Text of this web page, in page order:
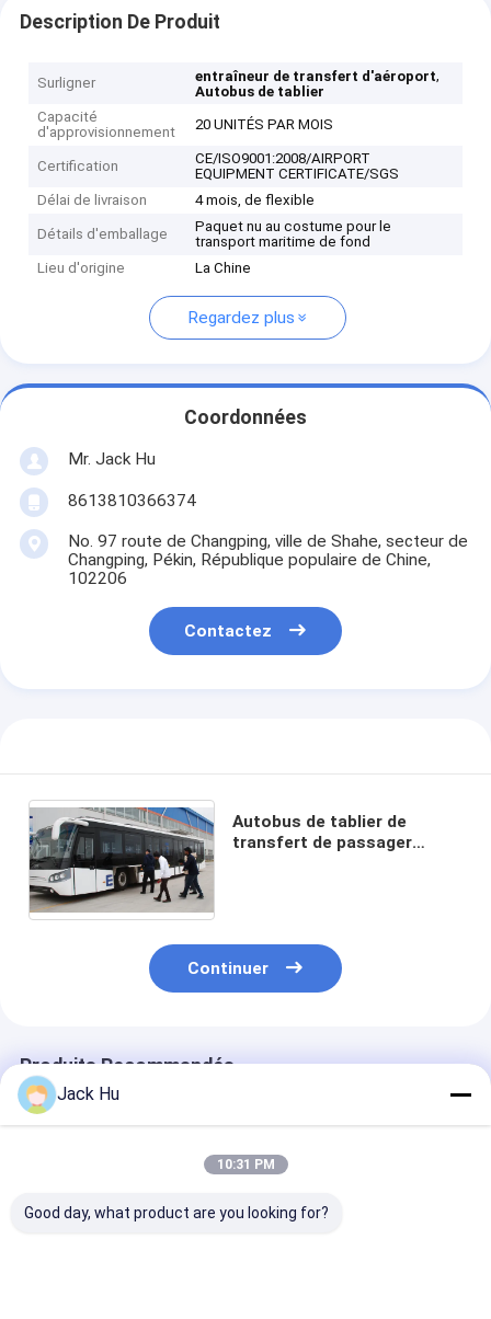
Description De Produit
Surligner entraîneur de transfert d'aéroport,
Autobus de tablier
Capacité
d'approvisionnement
20 UNITÉS PAR MOIS
Certification
CE/ISO9001:2008/AIRPORT
EQUIPMENT CERTIFICATE/SGS
Délai de livraison
4 mois, de flexible
Détails d'emballage
Paquet nu au costume pour le
transport maritime de fond
Lieu d'origine
La Chine
Regardez plus
Coordonnées
Mr. Jack Hu
8613810366374
No. 97 route de Changping, ville de Shahe, secteur de
Changping, Pékin, République populaire de Chine,
102206
Contactez
Autobus de tablier de
transfert de passager
Continuer
Produits Recommandés
Jack Hu
10:31 PM
Good day, what product are you looking for?